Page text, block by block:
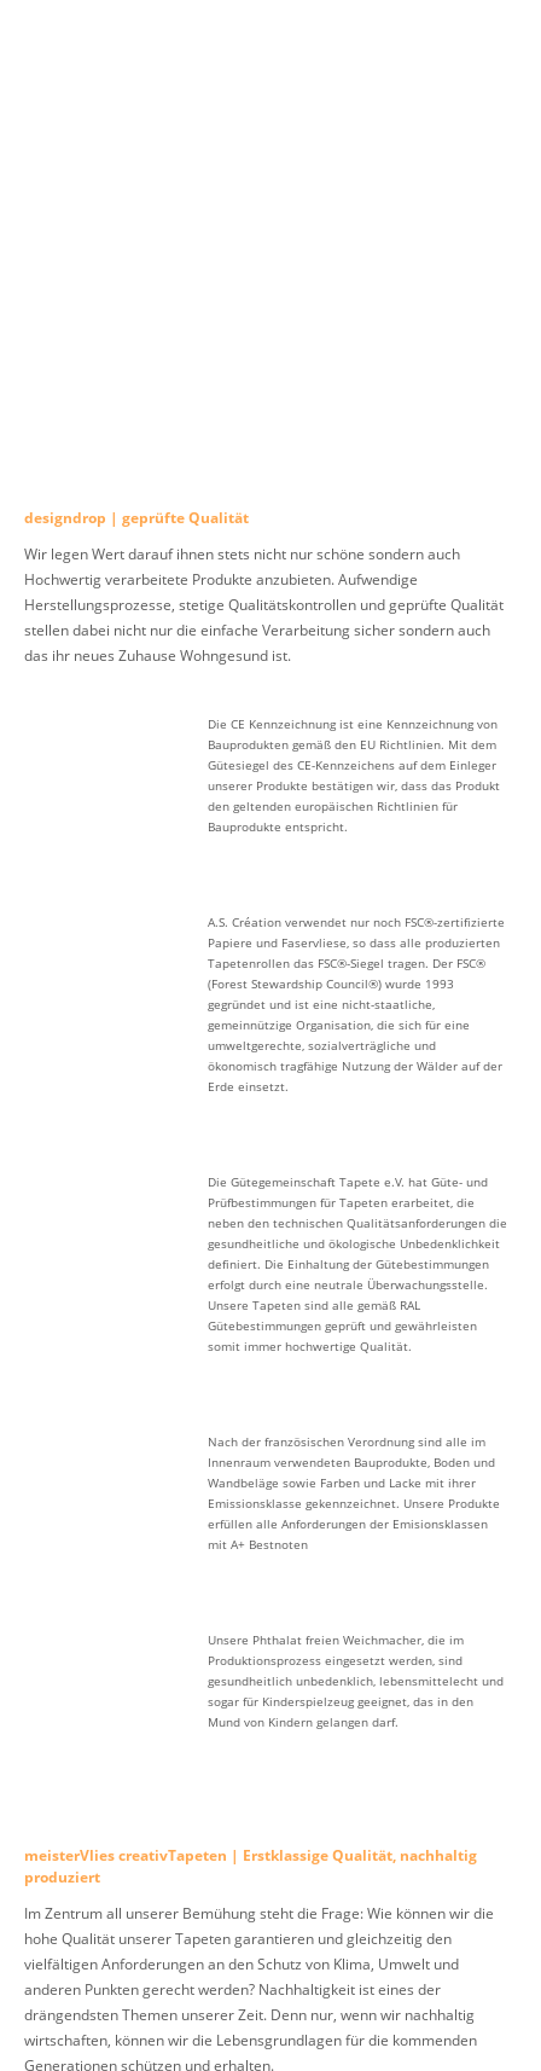
designdrop | geprüfte Qualität
Wir legen Wert darauf ihnen stets nicht nur schöne sondern auch
Hochwertig verarbeitete Produkte anzubieten. Aufwendige
Herstellungsprozesse, stetige Qualitätskontrollen und geprüfte Qualität
stellen dabei nicht nur die einfache Verarbeitung sicher sondern auch
das ihr neues Zuhause Wohngesund ist.
Die CE Kennzeichnung ist eine Kennzeichnung von
Bauprodukten gemäß den EU Richtlinien. Mit dem
Gütesiegel des CE-Kennzeichens auf dem Einleger
unserer Produkte bestätigen wir, dass das Produkt
den geltenden europäischen Richtlinien für
Bauprodukte entspricht.
A.S. Création verwendet nur noch FSC®-zertifizierte
Papiere und Faservliese, so dass alle produzierten
Tapetenrollen das FSC®-Siegel tragen. Der FSC®
(Forest Stewardship Council®) wurde 1993
gegründet und ist eine nicht-staatliche,
gemeinnützige Organisation, die sich für eine
umweltgerechte, sozialverträgliche und
ökonomisch tragfähige Nutzung der Wälder auf der
Erde einsetzt.
Die Gütegemeinschaft Tapete e.V. hat Güte- und
Prüfbestimmungen für Tapeten erarbeitet, die
neben den technischen Qualitätsanforderungen die
gesundheitliche und ökologische Unbedenklichkeit
definiert. Die Einhaltung der Gütebestimmungen
erfolgt durch eine neutrale Überwachungsstelle.
Unsere Tapeten sind alle gemäß RAL
Gütebestimmungen geprüft und gewährleisten
somit immer hochwertige Qualität.
Nach der französischen Verordnung sind alle im
Innenraum verwendeten Bauprodukte, Boden und
Wandbeläge sowie Farben und Lacke mit ihrer
Emissionsklasse gekennzeichnet. Unsere Produkte
erfüllen alle Anforderungen der Emisionsklassen
mit A+ Bestnoten
Unsere Phthalat freien Weichmacher, die im
Produktionsprozess eingesetzt werden, sind
gesundheitlich unbedenklich, lebensmittelecht und
sogar für Kinderspielzeug geeignet, das in den
Mund von Kindern gelangen darf.
meisterVlies creativTapeten | Erstklassige Qualität, nachhaltig
produziert
Im Zentrum all unserer Bemühung steht die Frage: Wie können wir die
hohe Qualität unserer Tapeten garantieren und gleichzeitig den
vielfältigen Anforderungen an den Schutz von Klima, Umwelt und
anderen Punkten gerecht werden? Nachhaltigkeit ist eines der
drängendsten Themen unserer Zeit. Denn nur, wenn wir nachhaltig
wirtschaften, können wir die Lebensgrundlagen für die kommenden
Generationen schützen und erhalten.